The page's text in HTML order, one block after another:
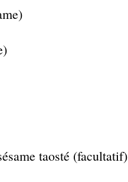
taosté (facultatif)